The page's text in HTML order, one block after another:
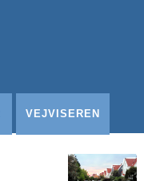
VEJVISEREN